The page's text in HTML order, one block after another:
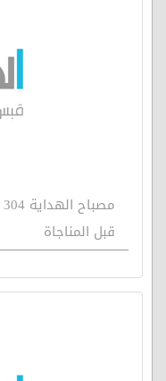
قبل المناجاة